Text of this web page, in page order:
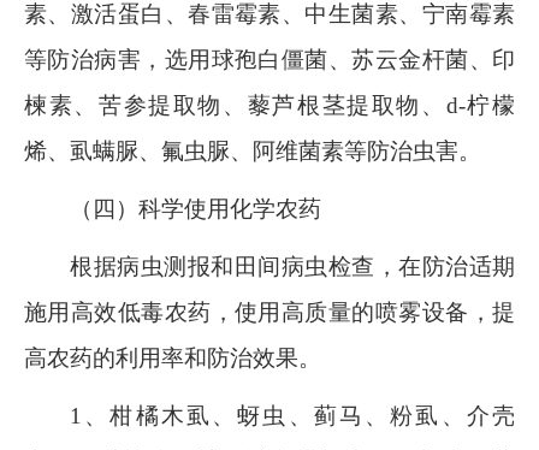
素、激活蛋白、春雷霉素、中生菌素、宁南霉素
等防治病害，选用球孢白僵菌、苏云金杆菌、印
楝素、苦参提取物、藜芦根茎提取物、 d-柠檬
烯、虱螨脲、氟虫脲、阿维菌素等防治虫害。
（四）科学使用化学农药
根据病虫测报和田间病虫检查，在防治适期
施用高效低毒农药，使用高质量的喷雾设备，提
高农药的利用率和防治效果。
1 、柑橘木虱、蚜虫、蓟马、粉虱、介壳